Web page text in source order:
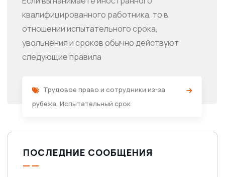
квалифицированного работника, то в
отношении испытательного срока,
увольнения и сроков обычно действуют
следующие правила
Трудовое право и сотрудники из-за
рубежа, Испытательный срок
ПОСЛЕДНИЕ СООБЩЕНИЯ